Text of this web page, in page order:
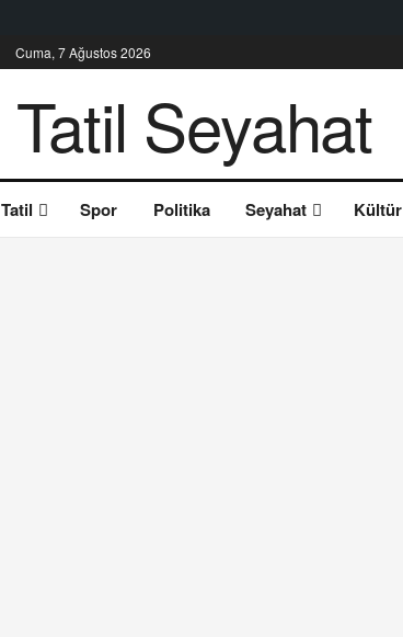
Cuma, 7 Ağustos 2026
Tatil Spor Politika Seyahat Kültür